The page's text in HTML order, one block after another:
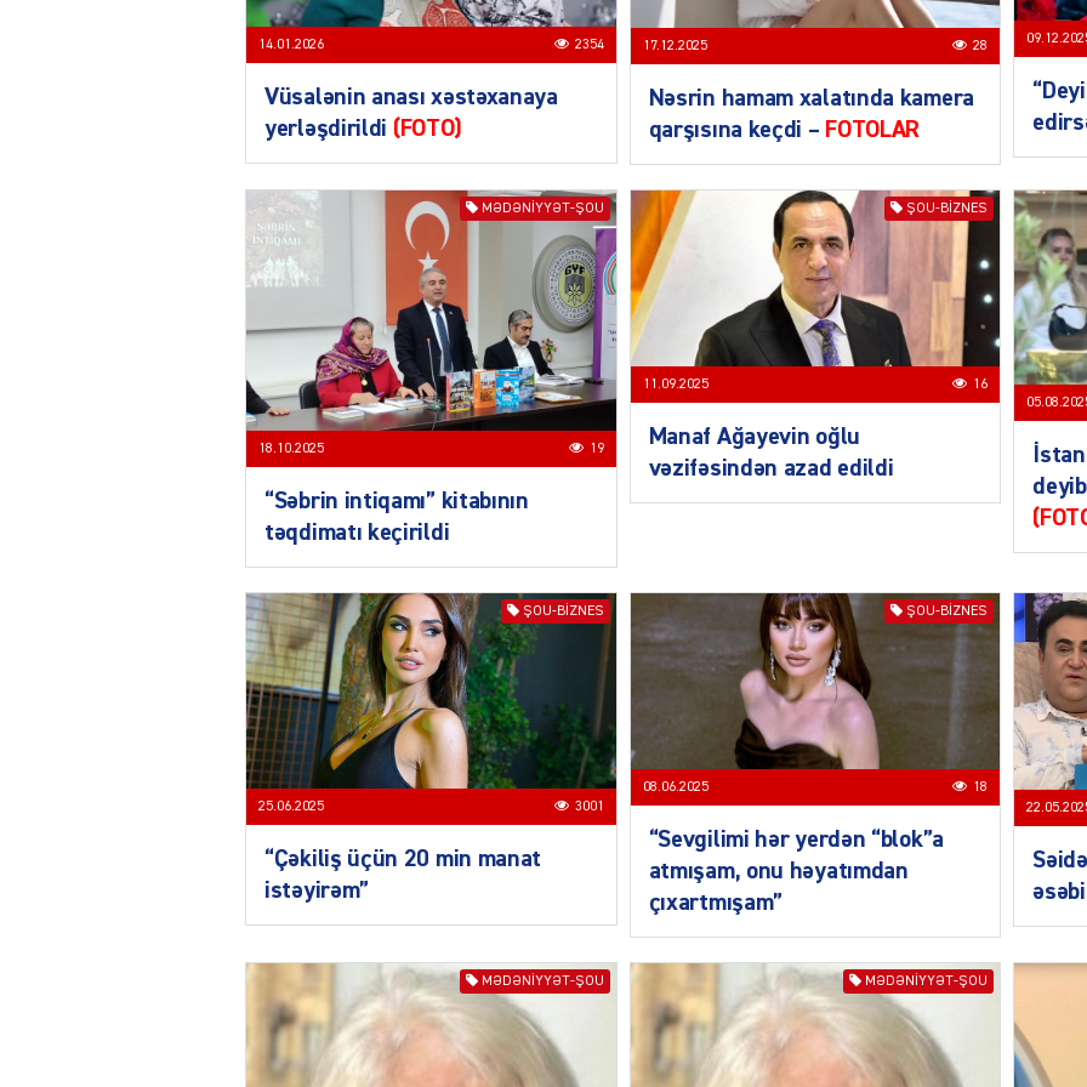
MANŞET
14.01.2026 2354
Vüsalənin anası xəstəxanaya
yerləşdirildi (FOTO)
17.12.2025 28
Nəsrin hamam xalatında kamera
qarşısına keçdi – FOTOLAR
MƏDƏNIYYƏT-ŞOU
18.10.2025 19
“Səbrin intiqamı” kitabının
təqdimatı keçirildi
ŞOU-BIZNES
11.09.2025 16
Manaf Ağayevin oğlu
vəzifəsindən azad edildi
ŞOU-BIZNES
25.06.2025 3001
“Çəkiliş üçün 20 min manat
istəyirəm”
ŞOU-BIZNES
08.06.2025 18
“Sevgilimi hər yerdən “blok”a
atmışam, onu həyatımdan
çıxartmışam”
MƏDƏNIYYƏT-ŞOU MƏDƏNIYYƏT-ŞOU